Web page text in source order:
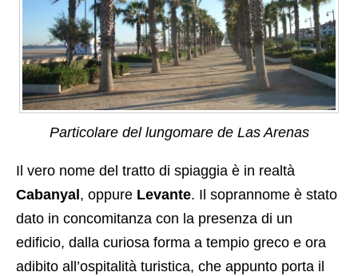
Particolare del lungomare de Las Arenas
Il vero nome del tratto di spiaggia è in realtà
Cabanyal , oppure Levante. Il soprannome è stato
dato in concomitanza con la presenza di un
edificio, dalla curiosa forma a tempio greco e ora
adibito all’ospitalità turistica, che appunto porta il